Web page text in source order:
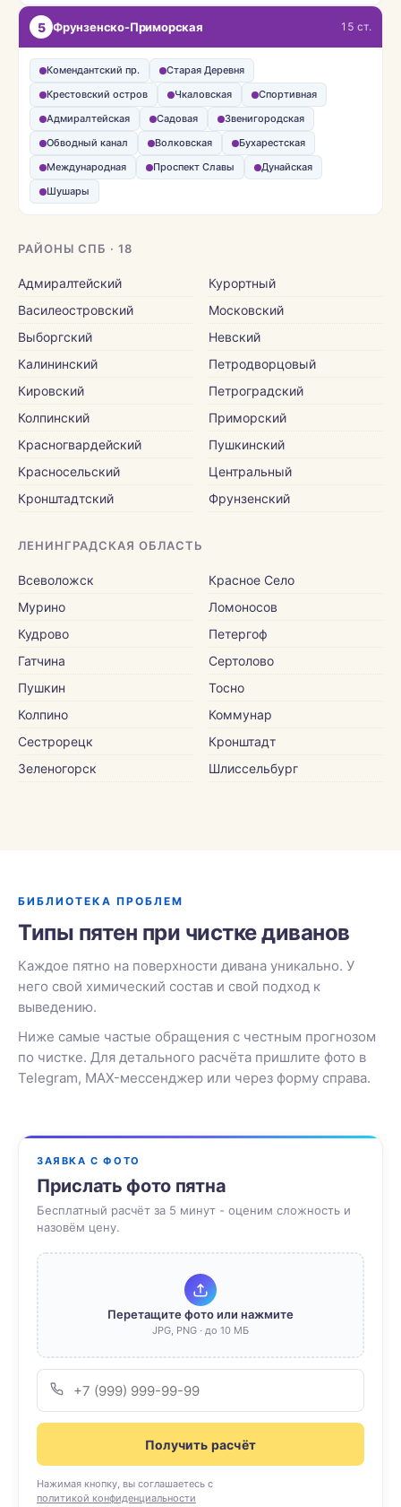
5 Фрунзенско-Приморская 15 ст.
Комендантский пр.
Старая Деревня
Крестовский остров
Чкаловская
Спортивная
Адмиралтейская
Садовая
Звенигородская
Обводный канал
Волковская
Бухарестская
Международная
Проспект Славы
Дунайская
Шушары
РАЙОНЫ СПБ · 18
Адмиралтейский
Василеостровский
Выборгский
Калининский
Кировский
Колпинский
Красногвардейский
Красносельский
Кронштадтский
Курортный
Московский
Невский
Петродворцовый
Петроградский
Приморский
Пушкинский
Центральный
Фрунзенский
ЛЕНИНГРАДСКАЯ ОБЛАСТЬ
Всеволожск
Мурино
Кудрово
Гатчина
Пушкин
Колпино
Сестрорецк
Зеленогорск
Красное Село
Ломоносов
Петергоф
Сертолово
Тосно
Коммунар
Кронштадт
Шлиссельбург
БИБЛИОТЕКА ПРОБЛЕМ
Типы пятен при чистке диванов
Каждое пятно на поверхности дивана уникально. У
него свой химический состав и свой подход к
выведению.
Ниже самые частые обращения с честным прогнозом
по чистке. Для детального расчёта пришлите фото в
Telegram, MAX-мессенджер или через форму справа.
ЗАЯВКА С ФОТО
Прислать фото пятна
Бесплатный расчёт за 5 минут - оценим сложность и
назовём цену.
Перетащите фото или нажмите
JPG, PNG · до 10 МБ
Получить расчёт
Нажимая кнопку, вы соглашаетесь с
политикой конфиденциальности